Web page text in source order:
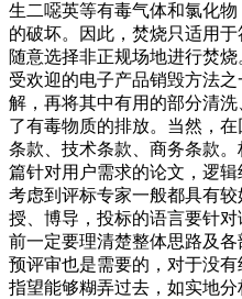
生二噁英等有毒气体和氯化
的破坏。因此，焚烧只适用
随意选择非正规场地进行焚
受欢迎的电子产品销毁方法
解，再将其中有用的部分清
了有毒物质的排放。当然，
条款、技术条款、商务条款
篇针对用户需求的论文，逻
考虑到评标专家一般都具有
授、博导，投标的语言要针
前一定要理清楚整体思路及
预评审也是需要的，对于没
指望能够糊弄过去，如实地